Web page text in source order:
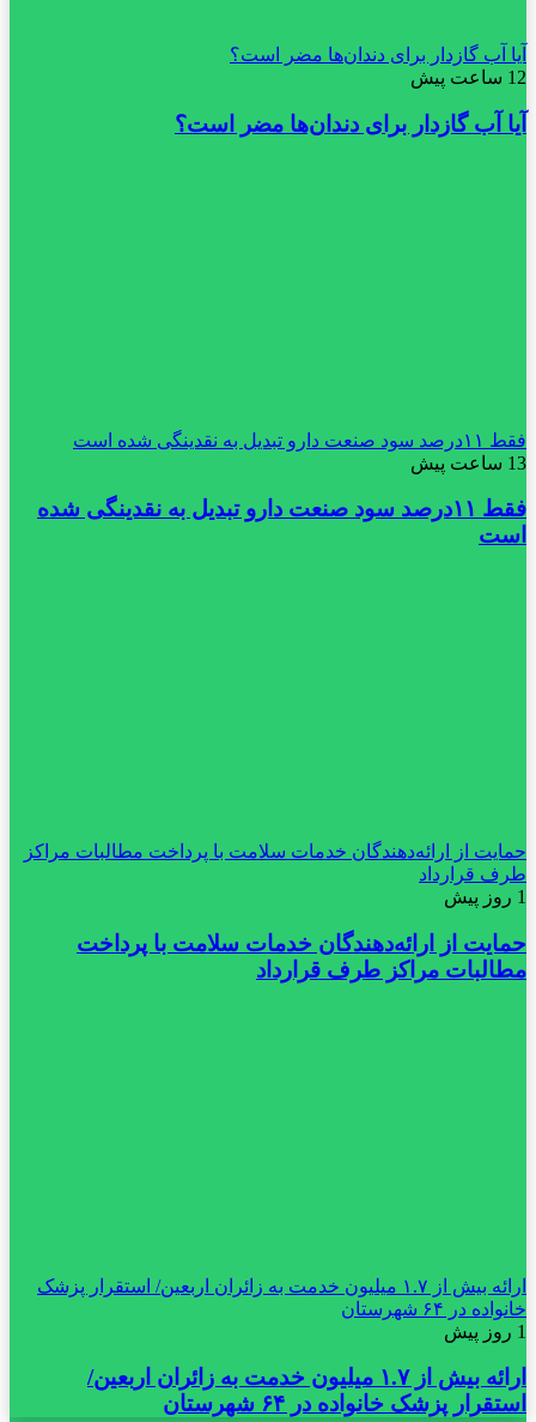
آیا آب گازدار برای دندان‌ها مضر است؟
12 ساعت پیش
آیا آب گازدار برای دندان‌ها مضر است؟
فقط ۱۱‌درصد سود صنعت دارو تبدیل به نقدینگی شده است
13 ساعت پیش
فقط ۱۱‌درصد سود صنعت دارو تبدیل به نقدینگی شده
است
حمایت از ارائه‌دهندگان خدمات سلامت با پرداخت مطالبات مراکز
طرف قرارداد
1 روز پیش
حمایت از ارائه‌دهندگان خدمات سلامت با پرداخت
مطالبات مراکز طرف قرارداد
ارائه بیش از ۱.۷ میلیون خدمت به زائران اربعین/ استقرار پزشک
خانواده در ۶۴ شهرستان
1 روز پیش
ارائه بیش از ۱.۷ میلیون خدمت به زائران اربعین/
استقرار پزشک خانواده در ۶۴ شهرستان